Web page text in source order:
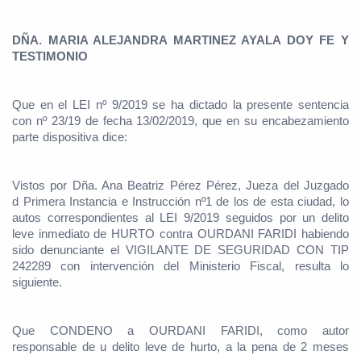
DÑA. MARIA ALEJANDRA MARTINEZ AYALA DOY FE Y
TESTIMONIO
Que en el LEI nº 9/2019 se ha dictado la presente sentencia
con nº 23/19 de fecha 13/02/2019, que en su encabezamiento
parte dispositiva dice:
Vistos por Dña. Ana Beatriz Pérez Pérez, Jueza del Juzgado
d Primera Instancia e Instrucción nº1 de los de esta ciudad, lo
autos correspondientes al LEI 9/2019 seguidos por un delito
leve inmediato de HURTO contra OURDANI FARIDI habiendo
sido denunciante el VIGILANTE DE SEGURIDAD CON TIP
242289 con intervención del Ministerio Fiscal, resulta lo
siguiente.
Que CONDENO a OURDANI FARIDI, como autor
responsable de u delito leve de hurto, a la pena de 2 meses